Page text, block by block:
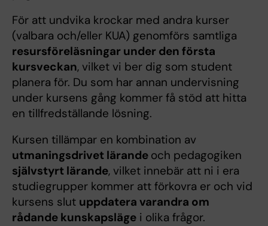
För att undvika krockar med andra kurser
(valbara och/eller KUA) genomförs samtliga
resursföreläsningar under den första
kursveckan, vilket vi ber dig som student
planera för. Du som har annan undervisning
under kursens gång kommer få stöd att hitta
en tillfredställande lösning.
Kursen tillämpar en kombination av
utmaningsdrivet lärande och pedagogiken
självstyrt lärande, vilket innebär att ni i era
studiegrupper kommer att förkovra er och vid
kursens slut uppdatera varandra om
rådande kunskapsläge i olika frågor.